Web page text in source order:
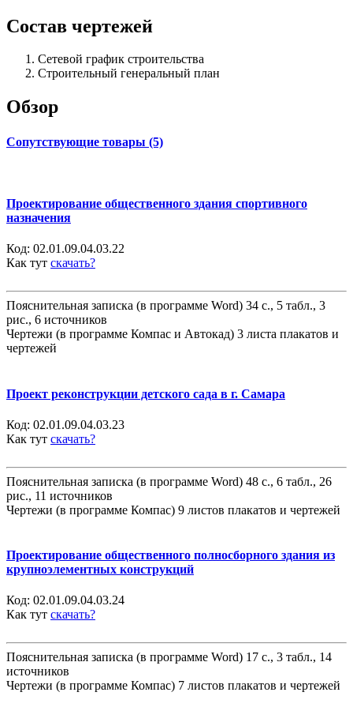
Состав чертежей
Сетевой график строительства
Строительный генеральный план
Обзор
Сопутствующие товары (5)
Проектирование общественного здания спортивного
назначения
Код: 02.01.09.04.03.22
Как тут скачать?
Пояснительная записка (в программе Word) 34 с., 5 табл., 3
рис., 6 источников
Чертежи (в программе Компас и Автокад) 3 листа плакатов и
чертежей
Проект реконструкции детского сада в г. Самара
Код: 02.01.09.04.03.23
Как тут скачать?
Пояснительная записка (в программе Word) 48 с., 6 табл., 26
рис., 11 источников
Чертежи (в программе Компас) 9 листов плакатов и чертежей
Проектирование общественного полносборного здания из
крупноэлементных конструкций
Код: 02.01.09.04.03.24
Как тут скачать?
Пояснительная записка (в программе Word) 17 с., 3 табл., 14
источников
Чертежи (в программе Компас) 7 листов плакатов и чертежей